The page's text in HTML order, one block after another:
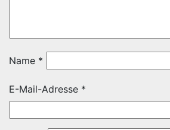
Name *
E-Mail-Adresse *